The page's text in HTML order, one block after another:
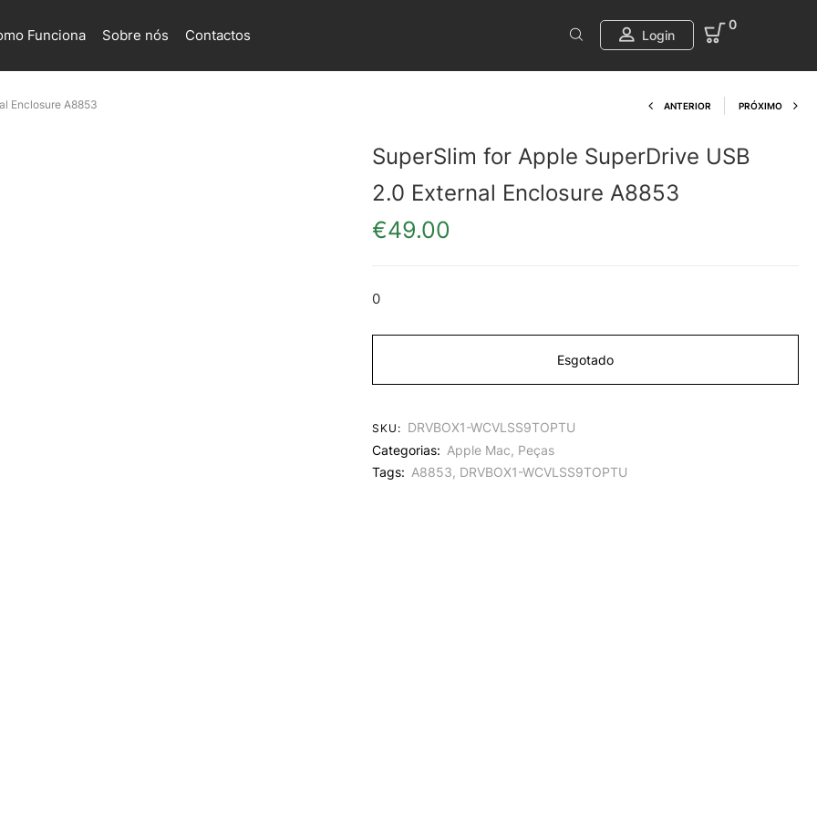
Funciona Sobre nós Contactos Login
0
Enclosure A8853 Product
ANTERIOR PRÓXIMO
SuperSlim for Apple SuperDrive USB
2.0 External Enclosure A8853
€49.00
0
Esgotado
SKU: DRVBOX1-WCVLSS9TOPTU
Categorias: Apple Mac, Peças
Tags: A8853, DRVBOX1-WCVLSS9TOPTU